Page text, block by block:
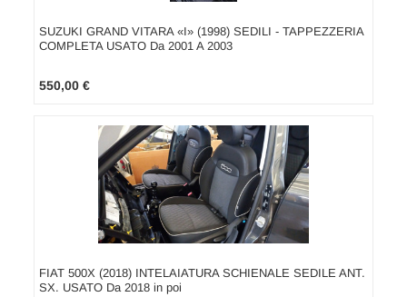
SUZUKI GRAND VITARA «I» (1998) SEDILI - TAPPEZZERIA
COMPLETA USATO Da 2001 A 2003
550,00 €
FIAT 500X (2018) INTELAIATURA SCHIENALE SEDILE ANT.
SX. USATO Da 2018 in poi